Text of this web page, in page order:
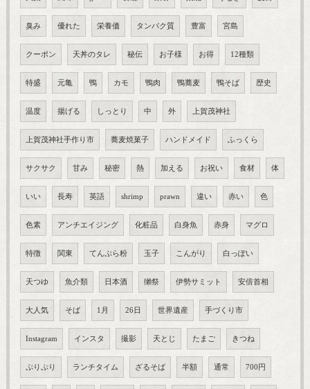
臭み 優れた 栄養価 タンパク質 豊富 宮島
クーポン 天丼のタレ 秘伝 お子様 お得 12種類
特盛 元亀 鴨 カモ 鴨肉 鴨蕎麦 鴨そば 歴史
温度 揚げる しっとり 中 外 上賀茂神社
上賀茂神社手作り市 蕎麦焼菓子 ハンドメイド ふっくら
サクサク 甘み 秘密 熱 加える お祝い 食材 体
いい 長寿 英語 shrimp prawn 違い 赤い 色
色素 アンチエイジング 化粧品 白身魚 赤身 マグロ
特徴 関東 てんぷら粉 玉子 こんがり 白っぽい
天つゆ 魚介類 日本酒 獺祭 伊勢サミット 安倍首相
大人気 そば 1月 26日 世界遺産 手づくり市
Instagram インスタ 撮影 天とじ たまご きつね
ぷりぷり ランチタイム ざるそば 半額 通常 700円